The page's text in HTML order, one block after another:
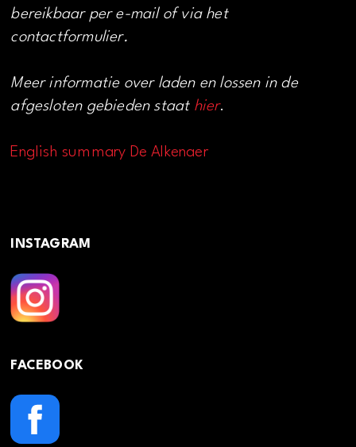
bereikbaar per e-mail of via het
contactformulier.
Meer informatie over laden en lossen in de
afgesloten gebieden staat hier.
English summary De Alkenaer
INSTAGRAM
FACEBOOK